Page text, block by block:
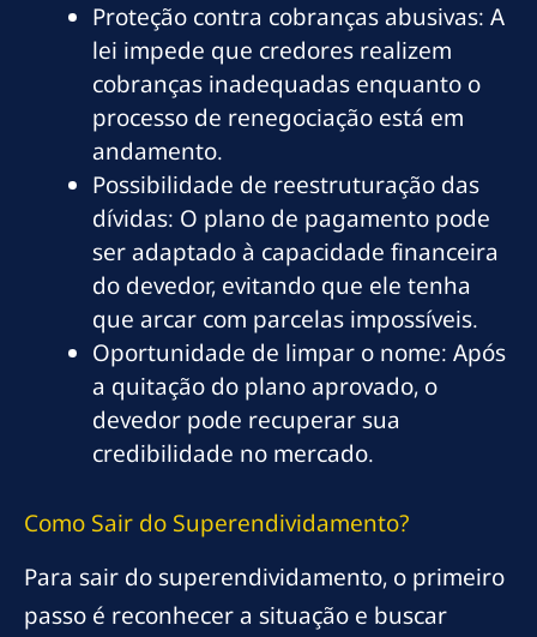
Proteção contra cobranças abusivas: A
lei impede que credores realizem
cobranças inadequadas enquanto o
processo de renegociação está em
andamento.
Possibilidade de reestruturação das
dívidas: O plano de pagamento pode
ser adaptado à capacidade financeira
do devedor, evitando que ele tenha
que arcar com parcelas impossíveis.
Oportunidade de limpar o nome: Após
a quitação do plano aprovado, o
devedor pode recuperar sua
credibilidade no mercado.
Como Sair do Superendividamento?
Para sair do superendividamento, o primeiro
passo é reconhecer a situação e buscar